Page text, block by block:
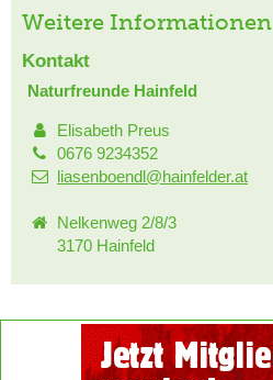
Weitere Informationen
Kontakt
Naturfreunde Hainfeld
Elisabeth Preus
0676 9234352
liasenboendl@hainfelder.at
Nelkenweg 2/8/3
3170 Hainfeld